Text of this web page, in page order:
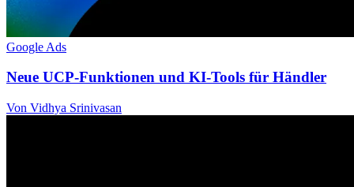
Google Ads
Neue UCP-Funktionen und KI-Tools für Händler
Von Vidhya Srinivasan